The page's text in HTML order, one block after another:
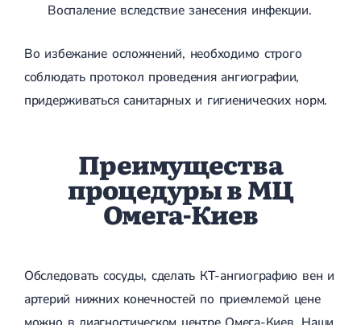
Воспаление вследствие занесения инфекции.
Во избежание осложнений, необходимо строго
соблюдать протокол проведения ангиографии,
придерживаться санитарных и гигиенических норм.
Преимущества
процедуры в МЦ
Омега-Киев
Обследовать сосуды, сделать КТ-ангиографию вен и
артерий нижних конечностей по приемлемой цене